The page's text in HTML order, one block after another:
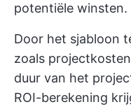
potentiële winsten.
Door het sjabloon
zoals
duur van het
ROI-berekening